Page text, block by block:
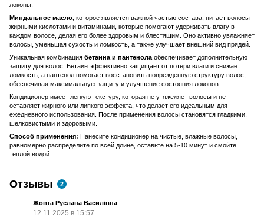
локоны.
Миндальное масло, которое является важной частью состава, питает волосы
жирными кислотами и витаминами, которые помогают удерживать влагу в
каждом волосе, делая его более здоровым и блестящим. Оно активно увлажняет
волосы, уменьшая сухость и ломкость, а также улучшает внешний вид прядей.
Уникальная комбинация бетаина и пантенола обеспечивает дополнительную
защиту для волос. Бетаин эффективно защищает от потери влаги и снижает
ломкость, а пантенол помогает восстановить поврежденную структуру волос,
обеспечивая максимальную защиту и улучшение состояния локонов.
Кондиционер имеет легкую текстуру, которая не утяжеляет волосы и не
оставляет жирного или липкого эффекта, что делает его идеальным для
ежедневного использования. После применения волосы становятся гладкими,
шелковистыми и здоровыми.
Способ применения: Нанесите кондиционер на чистые, влажные волосы,
равномерно распределите по всей длине, оставьте на 5-10 минут и смойте
теплой водой.
Отзывы 2
Жовта Руслана Василівна
12.11.2025 в 15:57